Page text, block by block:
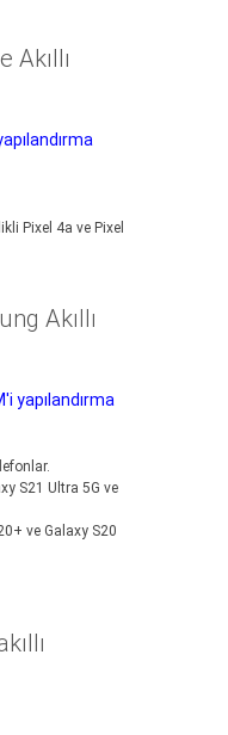
Akıllı
Pixel 4a ve Pixel
Akıllı
yapılandırma
S21 Ultra 5G ve
ve Galaxy S20